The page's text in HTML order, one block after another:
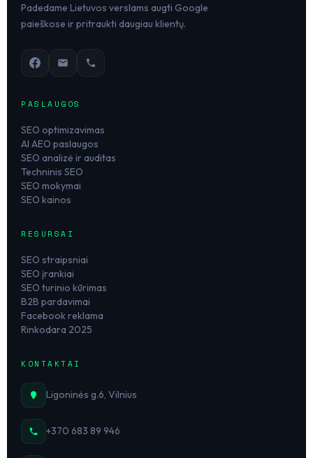
Padedame Lietuvos verslams augti Google
paieškose ir pritraukti daugiau klientų.
PASLAUGOS
SEO optimizavimas
AI AEO paslaugos
SEO analizė ir auditas
Techninis SEO
SEO mokymai
SEO kainos
RESURSAI
SEO straipsniai
SEO įrankiai
SEO turinio kūrimas
B2B pardavimai
Facebook reklama
Rinkodara 2025
KONTAKTAI
Ligoninės g.6, Vilnius
+370 683 89 946